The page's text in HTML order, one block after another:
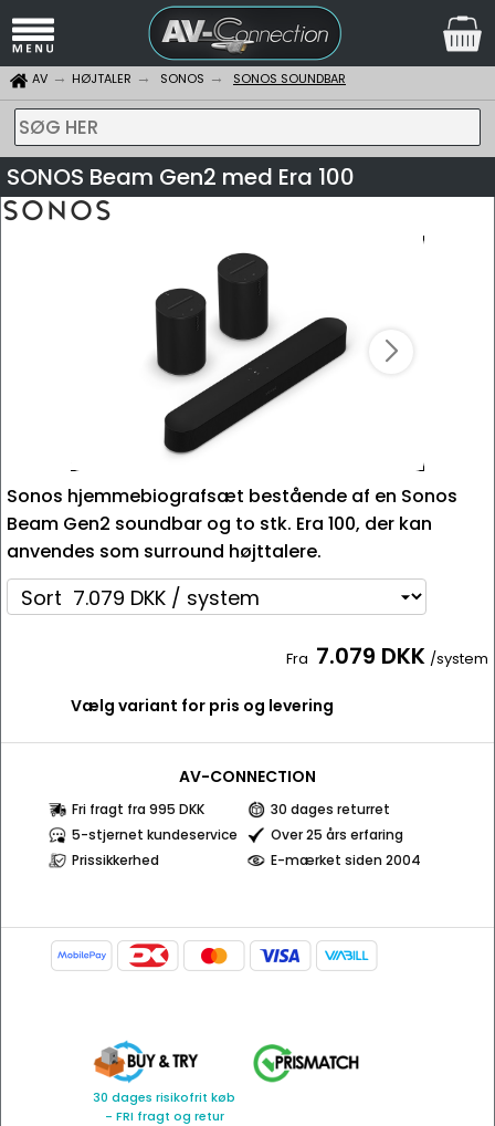
AV HØJTALER SONOS SONOS SOUNDBAR
SØG HER
SONOS Beam Gen2 med Era 100
Sonos hjemmebiografsæt bestående af en Sonos
Beam Gen2 soundbar og to stk. Era 100, der kan
anvendes som surround højttalere.
Fra 7.079 DKK /system
Vælg variant for pris og levering
AV-CONNECTION
Fri fragt fra 995 DKK
30 dages returret
5-stjernet kundeservice
Over 25 års erfaring
Prissikkerhed
E-mærket siden 2004
30 dages risikofrit køb
- FRI fragt og retur